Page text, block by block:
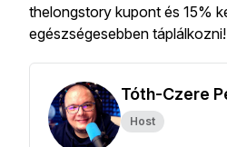
thelongstory kupont és 15%
egészségesebben táplálkozni!
Tóth-Czere
Host